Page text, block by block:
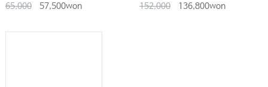
65,000
57,500won
152,000
136,800won